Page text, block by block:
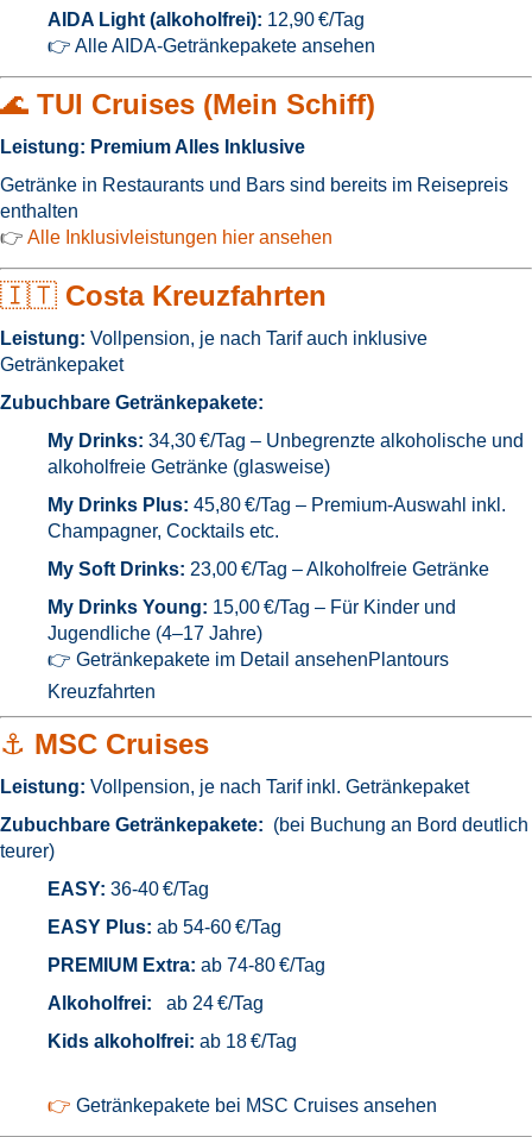
AIDA Light (alkoholfrei): 12,90 €/Tag
👉 Alle AIDA-Getränkepakete ansehen
🌊 TUI Cruises (Mein Schiff)
Leistung: Premium Alles Inklusive
Getränke in Restaurants und Bars sind bereits im Reisepreis
enthalten
👉 Alle Inklusivleistungen hier ansehen
🇮🇹 Costa Kreuzfahrten
Leistung: Vollpension, je nach Tarif auch inklusive
Getränkepaket
Zubuchbare Getränkepakete:
My Drinks: 34,30 €/Tag – Unbegrenzte alkoholische und
alkoholfreie Getränke (glasweise)
My Drinks Plus: 45,80 €/Tag – Premium-Auswahl inkl.
Champagner, Cocktails etc.
My Soft Drinks: 23,00 €/Tag – Alkoholfreie Getränke
My Drinks Young: 15,00 €/Tag – Für Kinder und
Jugendliche (4–17 Jahre)
👉 Getränkepakete im Detail ansehenPlantours
Kreuzfahrten
⚓ MSC Cruises
Leistung: Vollpension, je nach Tarif inkl. Getränkepaket
Zubuchbare Getränkepakete: (bei Buchung an Bord deutlich
teurer)
EASY: 36-40€/Tag
EASY Plus: ab 54-60 €/Tag
PREMIUM Extra: ab 74-80 €/Tag
Alkoholfrei:
ab 24 €/Tag
Kids alkoholfrei: ab 18 €/Tag
👉 Getränkepakete bei MSC Cruises ansehen